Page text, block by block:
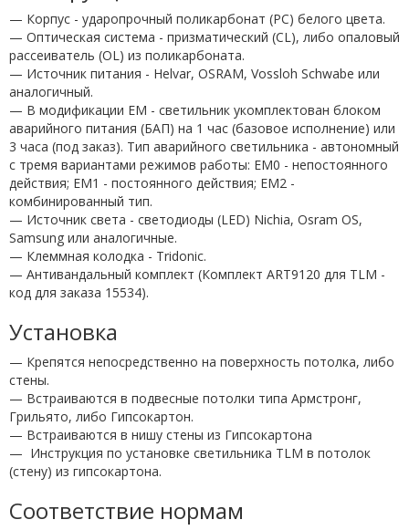
— Корпус - ударопрочный поликарбонат (PC) белого цвета.
— Оптическая система - призматический (СL), либо опаловый
рассеиватель (OL) из поликарбоната.
— Источник питания - Helvar, OSRAM, Vossloh Schwabe или
аналогичный.
— В модификации EM - светильник укомплектован блоком
аварийного питания (БАП) на 1 час (базовое исполнение) или
3 часа (под заказ). Тип аварийного светильника - автономный
с тремя вариантами режимов работы: EM0 - непостоянного
действия; EM1 - постоянного действия; EM2 -
комбинированный тип.
— Источник света - светодиоды (LED) Nichia, Osram OS,
Samsung или аналогичные.
— Клеммная колодка - Tridonic.
— Антивандальный комплект (Комплект ART9120 для TLM -
код для заказа 15534).
Установка
— Крепятся непосредственно на поверхность потолка, либо
стены.
— Встраиваются в подвесные потолки типа Армстронг,
Грильято, либо Гипсокартон.
— Встраиваются в нишу стены из Гипсокартона
— Инструкция по установке светильника TLM в потолок
(стену) из гипсокартона.
Соответствие нормам